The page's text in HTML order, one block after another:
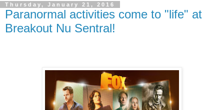
Thursday, January 21, 2016
Paranormal activities come to "life" at
Breakout Nu Sentral!